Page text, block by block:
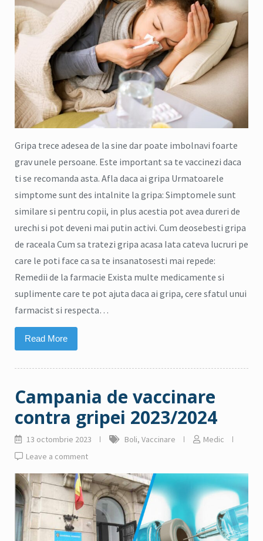
Gripa trece adesea de la sine dar poate imbolnavi foarte
grav unele persoane. Este important sa te vaccinezi daca
ti se recomanda asta. Afla daca ai gripa Urmatoarele
simptome sunt des intalnite la gripa: Simptomele sunt
similare si pentru copii, in plus acestia pot avea dureri de
urechi si pot deveni mai putin activi. Cum deosebesti gripa
de raceala Cum sa tratezi gripa acasa Iata cateva lucruri pe
care le poti face ca sa te insanatosesti mai repede:
Remedii de la farmacie Exista multe medicamente si
suplimente care te pot ajuta daca ai gripa, cere sfatul unui
farmacist si respecta…
Read More
Campania de vaccinare
contra gripei 2023/2024
13 octombrie 2023 Boli, Vaccinare
Medic
Leave a comment